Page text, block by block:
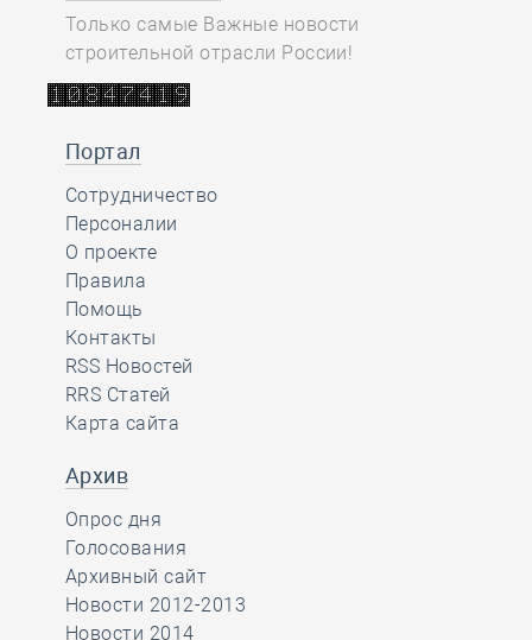
Только самые Важные новости
строительной отрасли России!
Портал
Сотрудничество
Персоналии
О проекте
Правила
Помощь
Контакты
RSS Новостей
RRS Статей
Карта сайта
Архив
Опрос дня
Голосования
Архивный сайт
Новости 2012-2013
Новости 2014